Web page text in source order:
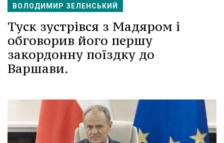
ВОЛОДИМИР ЗЕЛЕНСЬКИЙ
Туск зустрівся з Мадяром і
обговорив його першу
закордонну поїздку до
Варшави.